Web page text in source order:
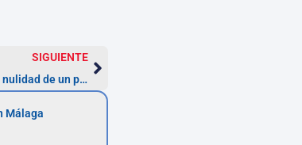
SIGUIENTE
Consejos para evitar problemas al reclamar la nulidad de un préstamo
Málaga